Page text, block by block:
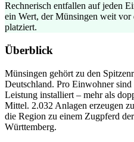
Rechnerisch entfallen auf jeden
ein Wert, der Münsingen weit vor
platziert.
Überblick
Münsingen gehört zu den
Deutschland. Pro Einwohner
Leistung installiert – mehr als
Mittel. 2.032 Anlagen erzeugen
die Region zu einem Zugpferd
Württemberg.